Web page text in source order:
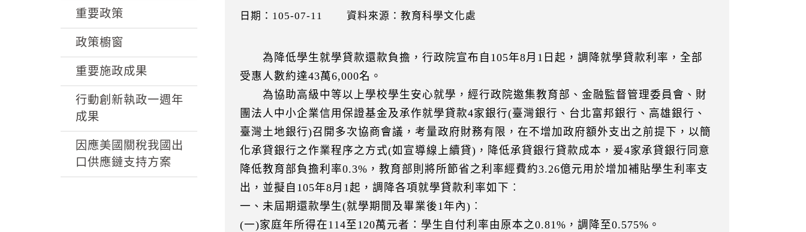
重要政策
政策櫥窗
重要施政成果
行動創新執政一週年
成果
因應美國關稅我國出
口供應鏈支持方案
日期：105-07-11 資料來源：教育科學文化處
為降低學生就學貸款還款負擔，行政院宣布自105年8月1日起，調降就學貸款利率，全部
受惠人數約達43萬6,000名。
為協助高級中等以上學校學生安心就學，經行政院邀集教育部、金融監督管理委員會、財
團法人中小企業信用保證基金及承作就學貸款4家銀行(臺灣銀行、台北富邦銀行、高雄銀行、
臺灣土地銀行)召開多次協商會議，考量政府財務有限，在不增加政府額外支出之前提下，以簡
化承貸銀行之作業程序之方式(如宣導線上續貸)，降低承貸銀行貸款成本，爰4家承貸銀行同意
降低教育部負擔利率0.3%，教育部則將所節省之利率經費約3.26億元用於增加補貼學生利率支
出，並擬自105年8月1起，調降各項就學貸款利率如下︰
一、未屆期還款學生(就學期間及畢業後1年內)︰
(一)家庭年所得在114至120萬元者：學生自付利率由原本之0.81%，調降至0.575%。